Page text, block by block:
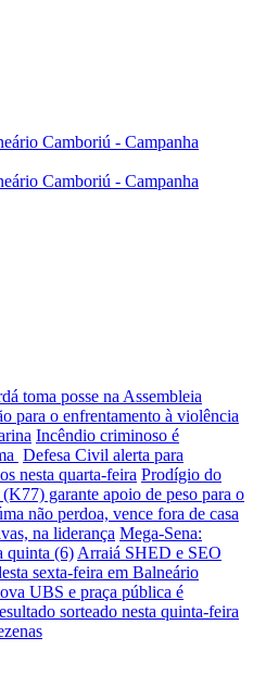
toma posse na Assembleia
para o enfrentamento à violência
Incêndio criminoso é
Defesa Civil alerta para
nesta quarta-feira Prodígio do
garante apoio de peso para o
não perdoa, vence fora de casa
na liderança Mega-Sena:
quinta (6) Arraiá SHED e SEO
sexta-feira em Balneário
UBS e praça pública é
sorteado nesta quinta-feira